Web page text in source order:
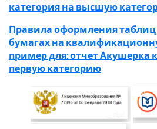
категория на высшую
Правила оформления
бумагах на
пример для: отчет Акушерка
первую категорию